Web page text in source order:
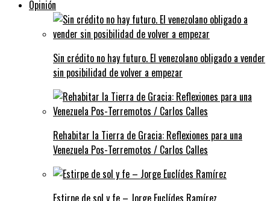
Opinión
Sin crédito no hay futuro. El venezolano obligado a vender
sin posibilidad de volver a empezar
Rehabitar la Tierra de Gracia: Reflexiones para una
Venezuela Pos-Terremotos / Carlos Calles
Estirpe de sol y fe – Jorge Euclídes Ramírez